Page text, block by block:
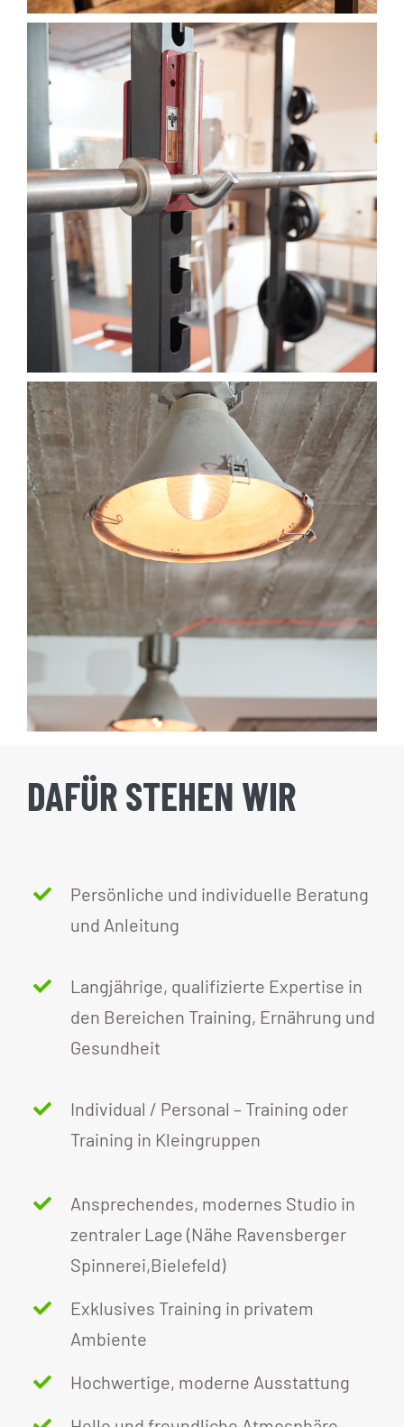
DAFÜR STEHEN WIR
Persönliche und individuelle Beratung
und Anleitung
Langjährige, qualifizierte Expertise in
den Bereichen Training, Ernährung und
Gesundheit
Individual / Personal – Training oder
Training in Kleingruppen
Ansprechendes, modernes Studio in
zentraler Lage (Nähe Ravensberger
Spinnerei,Bielefeld)
Exklusives Training in privatem
Ambiente
Hochwertige, moderne Ausstattung